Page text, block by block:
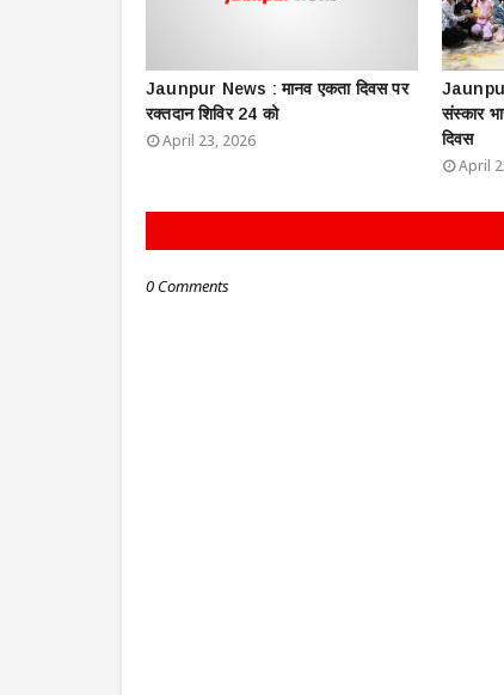
Jaunpur News : ​मानव एकता दिवस पर
रक्तदान शिविर 24 को
April 23, 2026
संस्कार
दिवस
April
0 Comments